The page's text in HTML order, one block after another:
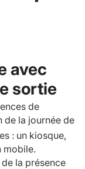
avec
sortie
de
de la journée de
: un kiosque,
mobile.
la présence